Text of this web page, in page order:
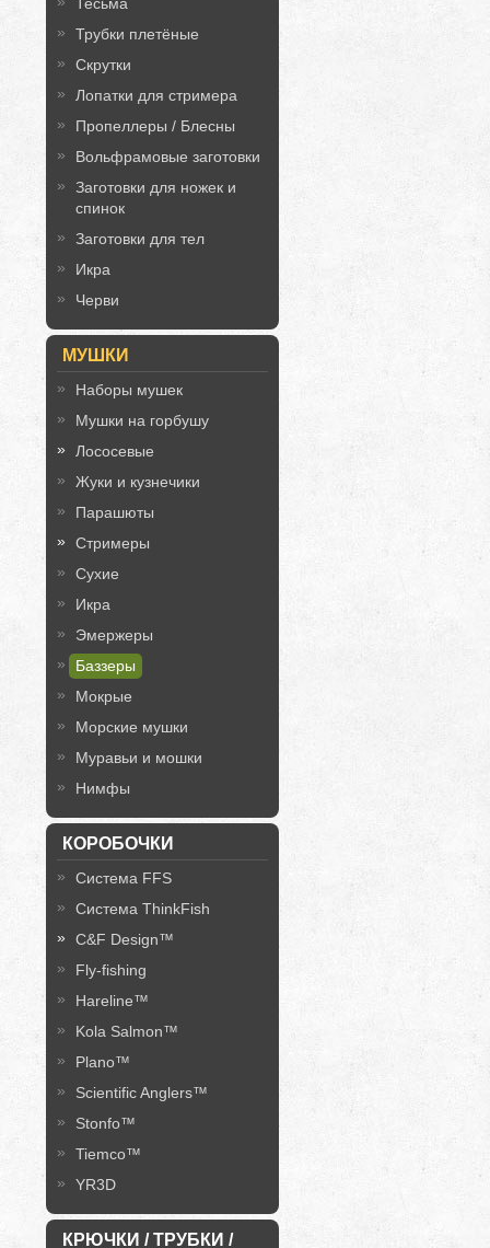
Трубки плетёные
Скрутки
Лопатки для стримера
Пропеллеры / Блесны
Вольфрамовые заготовки
Заготовки для ножек и
спинок
Заготовки для тел
Икра
Черви
МУШКИ
Наборы мушек
Мушки на горбушу
Лососевые
Жуки и кузнечики
Парашюты
Стримеры
Сухие
Икра
Эмержеры
Баззеры
Мокрые
Морские мушки
Муравьи и мошки
Нимфы
КОРОБОЧКИ
Система FFS
Система ThinkFish
C&F Design™
Fly-fishing
Hareline™
Kola Salmon™
Plano™
Scientific Anglers™
Stonfo™
Tiemco™
YR3D
КРЮЧКИ / ТРУБКИ /